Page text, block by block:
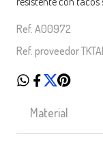
Ref. A00972
Ref. proveedor
Material